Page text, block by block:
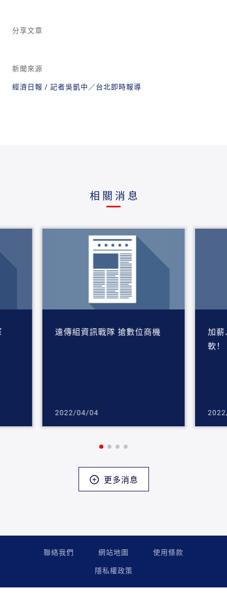
分享文章
新聞來源
經濟日報 / 記者吳凱中／台北即時報導
相關消息
遠傳組資訊戰隊 搶數位商機
2022/04/04
加
軟
更多消息
聯絡我們 網站地圖
使用條款
隱私權政策